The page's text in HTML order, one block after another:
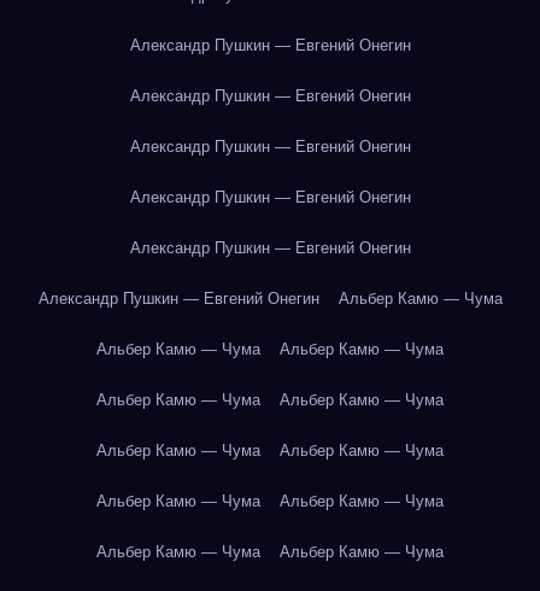
Александр Пушкин — Евгений Онегин
Александр Пушкин — Евгений Онегин
Александр Пушкин — Евгений Онегин
Александр Пушкин — Евгений Онегин
Александр Пушкин — Евгений Онегин
Александр Пушкин — Евгений Онегин Альбер Камю — Чума
Альбер Камю — Чума Альбер Камю — Чума
Альбер Камю — Чума Альбер Камю — Чума
Альбер Камю — Чума Альбер Камю — Чума
Альбер Камю — Чума Альбер Камю — Чума
Альбер Камю — Чума Альбер Камю — Чума